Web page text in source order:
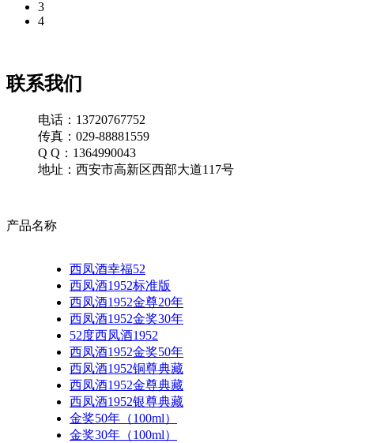
3
4
联系我们
电话：13720767752
传真：029-88881559
Q Q：1364990043
地址：西安市高新区西部大道117号
产品名称
西凤酒幸福52
西凤酒1952标准版
西凤酒1952金尊20年
西凤酒1952金奖30年
52度西凤酒1952
西凤酒1952金奖50年
西凤酒1952铜尊典藏
西凤酒1952金尊典藏
西凤酒1952银尊典藏
金奖50年（100ml）
金奖30年（100ml）